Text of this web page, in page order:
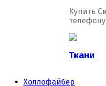
Купить
Ткани
Холлофайбер